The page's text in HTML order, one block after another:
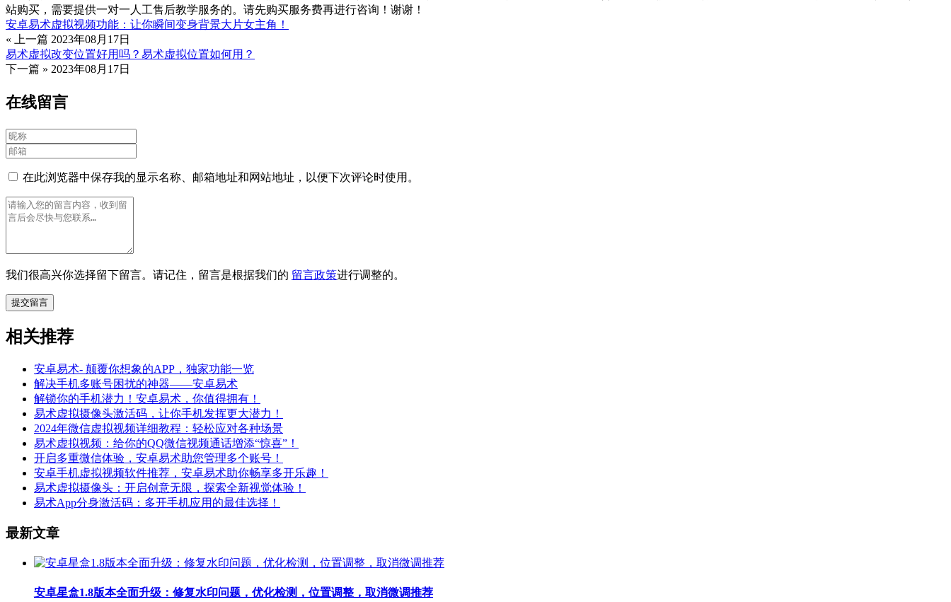
站购买，需要提供一对一人工售后教学服务的。请先购买服务费再进行咨询！谢谢！
安卓易术虚拟视频功能：让你瞬间变身背景大片女主角！
« 上一篇 2023年08月17日
易术虚拟改变位置好用吗？易术虚拟位置如何用？
下一篇 » 2023年08月17日
在线留言
在此浏览器中保存我的显示名称、邮箱地址和网站地址，以便下次评论时使用。
我们很高兴你选择留下留言。请记住，留言是根据我们的 留言政策进行调整的。
相关推荐
安卓易术- 颠覆你想象的APP，独家功能一览
解决手机多账号困扰的神器——安卓易术
解锁你的手机潜力！安卓易术，你值得拥有！
易术虚拟摄像头激活码，让你手机发挥更大潜力！
2024年微信虚拟视频详细教程：轻松应对各种场景
易术虚拟视频：给你的QQ微信视频通话增添“惊喜”！
开启多重微信体验，安卓易术助您管理多个账号！
安卓手机虚拟视频软件推荐，安卓易术助你畅享多开乐趣！
易术虚拟摄像头：开启创意无限，探索全新视觉体验！
易术App分身激活码：多开手机应用的最佳选择！
最新文章
安卓星盒1.8版本全面升级：修复水印问题，优化检测，位置调整，取消微调推荐